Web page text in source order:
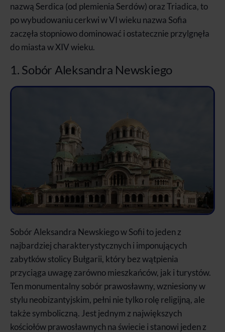
nazwą Serdica (od plemienia Serdów) oraz Triadica, to
po wybudowaniu cerkwi w VI wieku nazwa Sofia
zaczęła stopniowo dominować i ostatecznie przylgnęła
do miasta w XIV wieku.
1. Sobór Aleksandra Newskiego
Sobór Aleksandra Newskiego w Sofii to jeden z
najbardziej charakterystycznych i imponujących
zabytków stolicy Bułgarii, który bez wątpienia
przyciąga uwagę zarówno mieszkańców, jak i turystów.
Ten monumentalny sobór prawosławny, wzniesiony w
stylu neobizantyjskim, pełni nie tylko rolę religijną, ale
także symboliczną. Jest jednym z największych
kościołów prawosławnych na świecie i stanowi jeden z